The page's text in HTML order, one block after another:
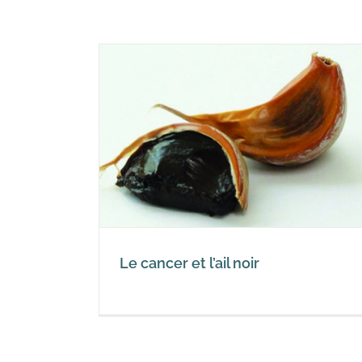
Le cancer et l’ail noir